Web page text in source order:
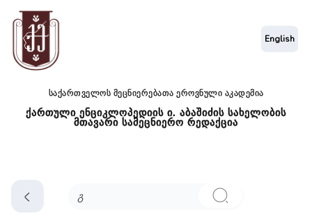
საქართველოს მეცნიერებათა ეროვნული აკადემია
ქართული ენციკლოპედიის ი. აბაშიძის სახელობის
მთავარი სამეცნიერო რედაქცია
English